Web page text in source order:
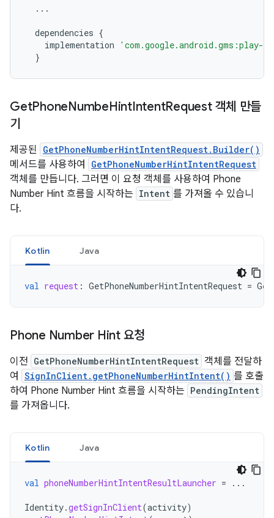
...
dependencies {
implementation
'com.google.android.gms:play-
}
GetPhoneNumbeHintIntentRequest 객체 만들
기
제공된 GetPhoneNumberHintIntentRequest.Builder()
메서드를 사용하여 GetPhoneNumberHintIntentRequest
객체를 만듭니다. 그러면 이 요청 객체를 사용하여 Phone
Number Hint 흐름을 시작하는 Intent 를 가져올 수 있습니
다.
Kotlin Java
val request : GetPhoneNumberHintIntentRequest =
Phone Number Hint 요청
이전 GetPhoneNumberHintIntentRequest 객체를 전달하
여
SignInClient.getPhoneNumberHintIntent() 를 호출
하여 Phone Number Hint 흐름을 시작하는 PendingIntent
를 가져옵니다.
Kotlin Java
val phoneNumberHintIntentResultLauncher = ...
Identity.getSignInClient(activity)